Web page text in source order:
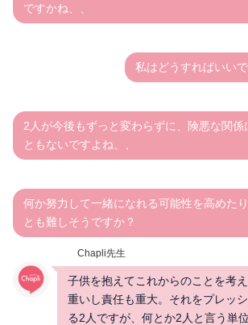
ですかね、、
私はどうすればいい
2人が今後もずっと変わらずに、険悪な関係
ともないですよね、、
何か努力して一緒になれる可能性を高めた
とも難しそうですか？
Chapli先生
子供を抱えてこれからのことを考
重いし責任も重大。それをプレッ
る2人ですが、何とか2人と言う単